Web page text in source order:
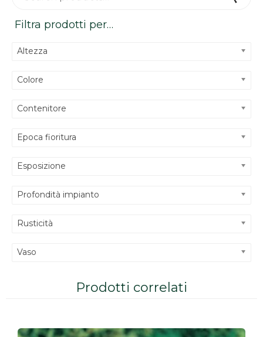
Filtra prodotti per…
Altezza
Colore
Contenitore
Epoca fioritura
Esposizione
Profondità impianto
Rusticità
Vaso
Prodotti correlati